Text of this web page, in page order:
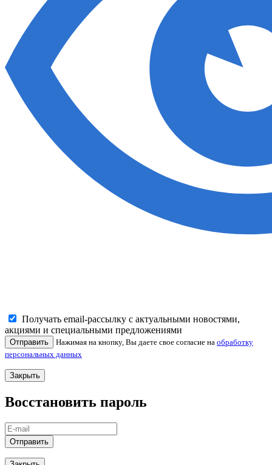
Получать email-рассылку с актуальными новостями,
акциями и специальными предложениями
Отправить Нажимая на кнопку, Вы даете свое согласие на обработку
персональных данных
Закрыть
Восстановить пароль
Отправить